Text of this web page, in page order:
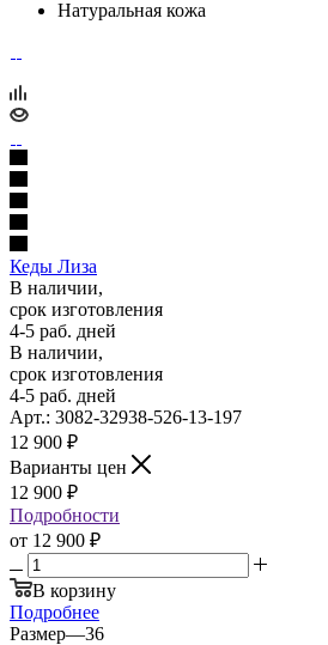
Натуральная кожа
Кеды Лиза
В наличии,
срок изготовления
4-5 раб. дней
В наличии,
срок изготовления
4-5 раб. дней
Арт.: 3082-32938-526-13-197
12 900 ₽
Варианты цен
12 900 ₽
Подробности
от 12 900 ₽
В корзину
Подробнее
Размер—36